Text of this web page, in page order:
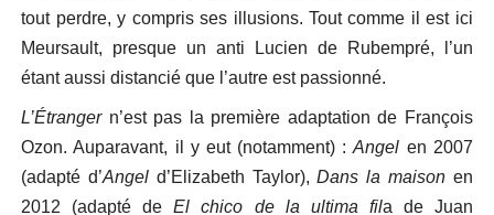
tout perdre, y compris ses illusions. Tout comme il est ici
Meursault, presque un anti Lucien de Rubempré, l’un
étant aussi distancié que l’autre est passionné.
L’Étrangern’est pas la première adaptation de François
Ozon. Auparavant, il y eut (notamment) :Angel en 2007
(adapté d’Angel d’Elizabeth Taylor),Dans la maison en
2012 (adapté de El chico de la ultima fila de Juan